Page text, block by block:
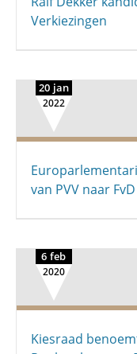
Verkiezingen
20 jan
2022
van PVV naar FvD
6 feb
2020
Kiesraad